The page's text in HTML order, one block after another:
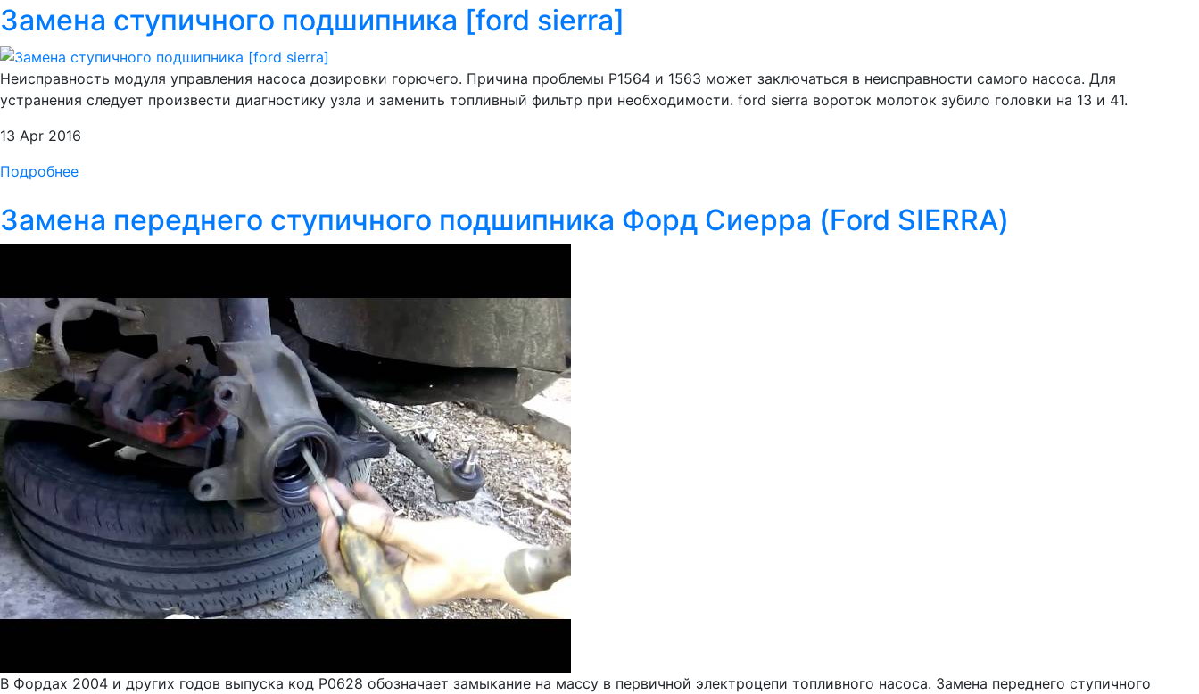
Замена ступичного подшипника [ford sierra]
Неисправность модуля управления насоса дозировки горючего. Причина проблемы Р1564 и 1563 может заключаться в неисправности самого насоса. Для
устранения следует произвести диагностику узла и заменить топливный фильтр при необходимости. ford sierra вороток молоток зубило головки на 13 и 41.
13 Apr 2016
Подробнее
Замена переднего ступичного подшипника Форд Сиерра (Ford SIERRA)
В Фордах 2004 и других годов выпуска код Р0628 обозначает замыкание на массу в первичной электроцепи топливного насоса. Замена переднего ступичного